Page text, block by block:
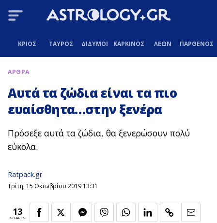
ΚΡΙΟΣ ΤΑΥΡΟΣ ΔΙΔΥΜΟΙ ΚΑΡΚΙΝΟΣ ΛΕΩΝ ΠΑΡΘΕΝΟΣ
ΑΡΘΡΑ
Αυτά τα ζώδια είναι τα πιο
ευαίσθητα…στην ξενέρα
Πρόσεξε αυτά τα ζώδια, θα ξενερώσουν πολύ
εύκολα.
Ratpack.gr
Τρίτη, 15 Οκτωβρίου 2019 13:31
13
SHARES